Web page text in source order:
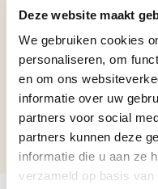
Deze website maakt
We gebruiken cookies
personaliseren, om
en om ons
informatie over uw
partners voor social
partners kunnen deze
informatie die u aan ze
verzameld op basis
Breedte: 23 cm
Lengte: 15,4 cm
Formaat beelden
Bronzen beelden cadeau